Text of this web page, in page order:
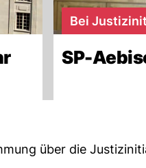
Bei
SP-
über die